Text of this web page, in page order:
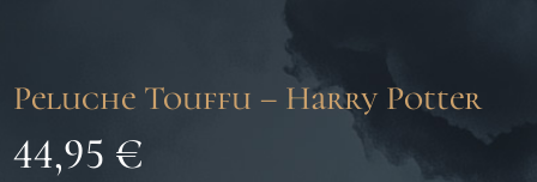
Peluche Touffu – Harry Potter
44,95 €